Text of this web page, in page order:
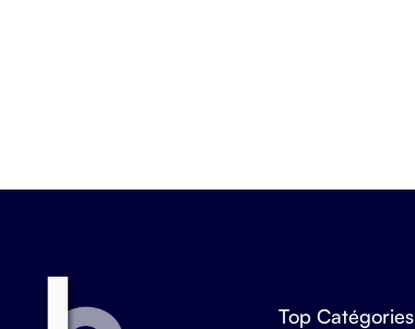
Top Catégories